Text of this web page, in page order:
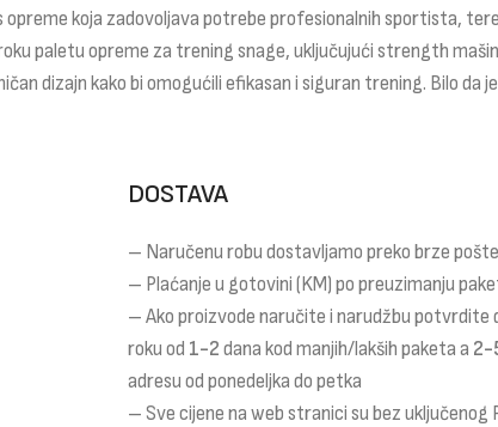
koja zadovoljava potrebe profesionalnih sportista,
paletu opreme za trening snage, uključujući strength
dizajn kako bi omogućili efikasan i siguran trening. Bilo da
DOSTAVA
– Naručenu robu dostavljamo preko brze pošte
– Plaćanje u gotovini (KM) po preuzimanju
– Ako proizvode naručite i narudžbu potvrdite
roku od 1-2 dana kod manjih/lakših paketa a 2-
adresu od ponedeljka do petka
– Sve cijene na web stranici su bez uključenog